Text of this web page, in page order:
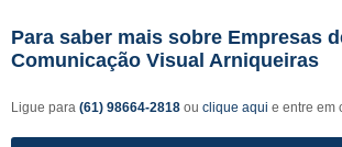
Para saber mais sobre Empresas
Comunicação Visual Arniqueiras
Ligue para (61) 98664-2818 ou clique aqui e entre em